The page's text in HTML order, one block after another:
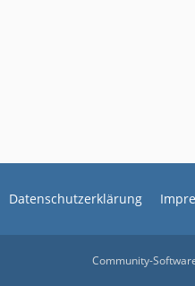
Datenschutzerklärung
Community-